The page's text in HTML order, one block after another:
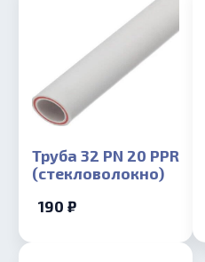
Труба 32 PN 20 PPR
(стекловолокно)
190 ₽